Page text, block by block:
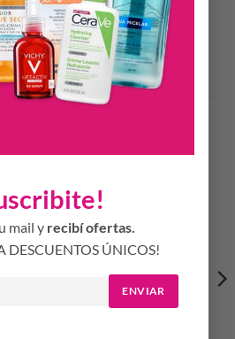
mail y recibí ofertas.
DESCUENTOS ÚNICOS!
ENVIAR
Relacionados